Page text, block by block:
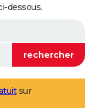
dessous.
sur